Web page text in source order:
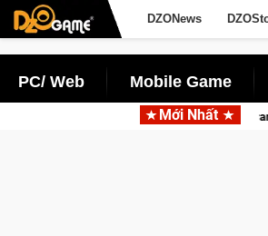
DZONews
PC/ Web Mobile Game
Mới Nhất
Trang bị của game thủ